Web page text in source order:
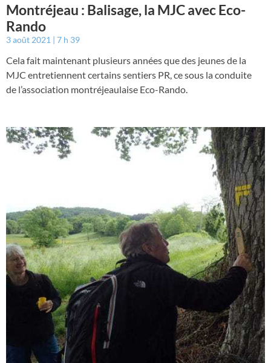
Montréjeau : Balisage, la MJC avec Eco-
Rando
3 août 2021 7 h 39
Cela fait maintenant plusieurs années que des jeunes de la
MJC entretiennent certains sentiers PR, ce sous la conduite
de l’association montréjeaulaise Eco-Rando.